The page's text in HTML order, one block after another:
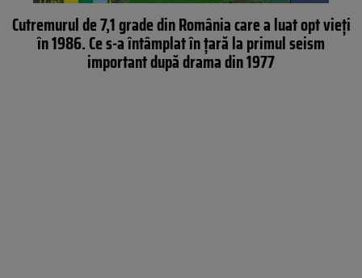
Cutremurul de 7,1 grade din România care a luat opt vieți
în 1986. Ce s-a întâmplat în țară la primul seism
important după drama din 1977